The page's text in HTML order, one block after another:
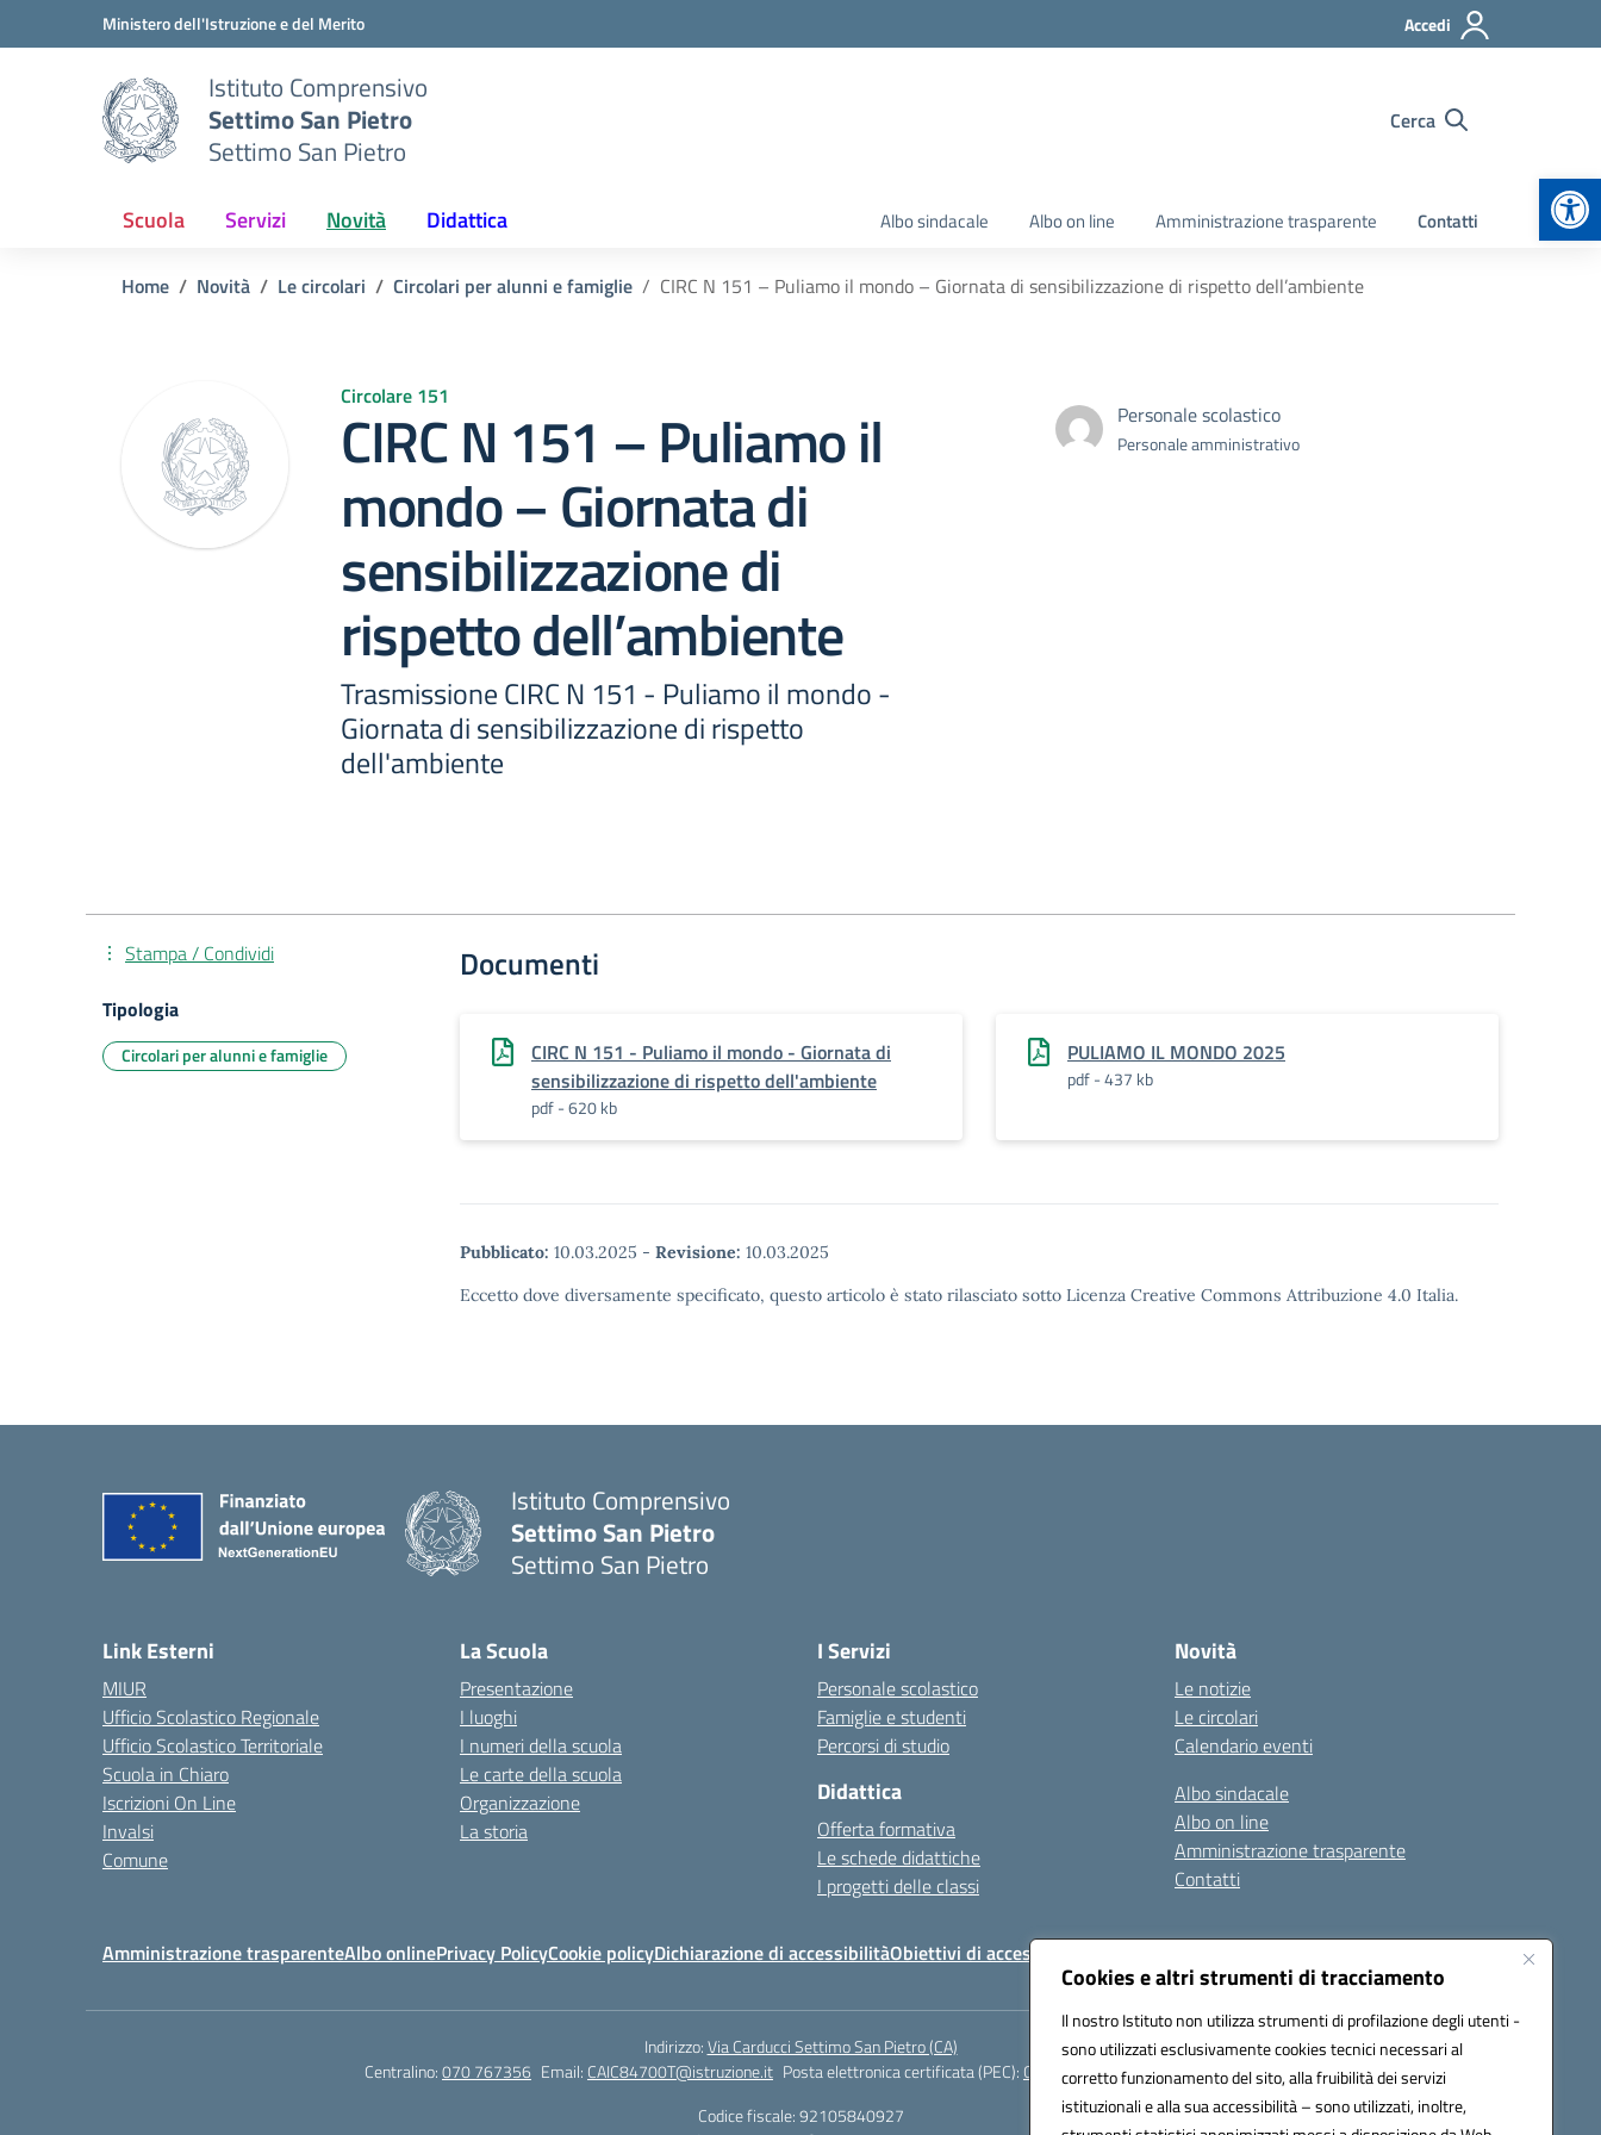
Cookies e altri strumenti di tracciamento
Il nostro Istituto non utilizza strumenti di profilazione degli utenti -
sono utilizzati esclusivamente cookies tecnici necessari al
corretto funzionamento del sito, alla fruibilità dei servizi
istituzionali e alla sua accessibilità – sono utilizzati, inoltre,
Vai ai contenuti
Vai al menu di navigazioneMinistero dell'Istruzione e del Merito Accedi
Istituto Comprensivo
Settimo San Pietro
Settimo San Pietro
Cerca
Scuola Servizi Novità Didattica Albo sindacale Albo on line Amministrazione trasparente Contatti
Home Novità Le circolari Circolari per alunni e famiglie CIRC N 151 – Puliamo il mondo – Giornata di sensibilizzazione di rispetto dell’ambiente
Circolare 151
CIRC N 151 – Puliamo il
mondo – Giornata di
sensibilizzazione di
rispetto dell’ambiente
Trasmissione CIRC N 151 - Puliamo il mondo -
Giornata di sensibilizzazione di rispetto
dell'ambiente
Personale scolastico
Personale amministrativo
Documenti
CIRC N 151 - Puliamo il mondo - Giornata di
sensibilizzazione di rispetto dell'ambiente
pdf - 620 kb
PULIAMO IL MONDO 2025
pdf - 437 kb
Pubblicato: 10.03.2025 - Revisione: 10.03.2025
Eccetto dove diversamente specificato, questo articolo è stato rilasciato sotto Licenza Creative Commons Attribuzione 4.0 Italia.
Stampa / Condividi
Tipologia
Circolari per alunni e famiglie
Istituto Comprensivo
Settimo San Pietro
Settimo San Pietro
Link Esterni
MIUR
Ufficio Scolastico Regionale
Ufficio Scolastico Territoriale
Scuola in Chiaro
Iscrizioni On Line
Invalsi
Comune
La Scuola
Presentazione
I luoghi
I numeri della scuola
Le carte della scuola
Organizzazione
La storia
I Servizi
Personale scolastico
Famiglie e studenti
Percorsi di studio
Didattica
Offerta formativa
Le schede didattiche
I progetti delle classi
Novità
Le notizie
Le circolari
Calendario eventi
Albo sindacale
Albo on line
Amministrazione trasparente
Contatti
Amministrazione trasparenteAlbo onlinePrivacy PolicyCookie policyDichiarazione di accessibilitàObiettivi di accessibilità
Indirizzo:Via Carducci Settimo San Pietro (CA)
Centralino:070 767356 Email: CAIC84700T@istruzione.it Posta elettronica certificata (PEC): CAIC84700T@pec.istruzione.it
Codice fiscale: 92105840927